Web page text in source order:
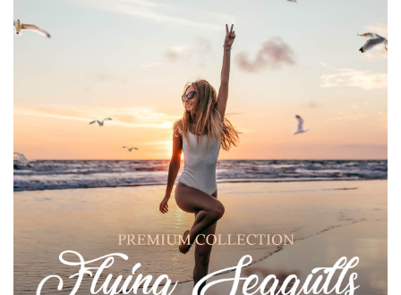
कृपया चुने
Free PNG Overlay #29
Small 800*533px